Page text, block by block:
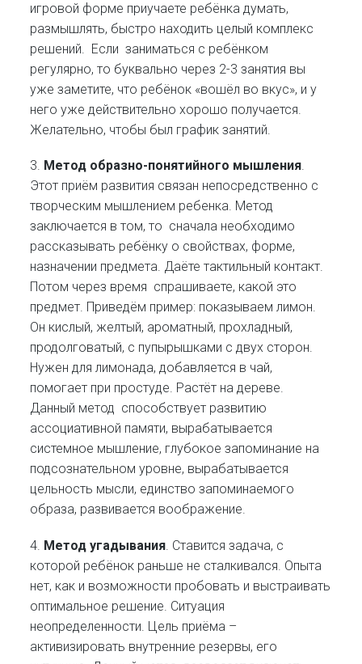
игровой форме приучаете ребёнка думать,
размышлять, быстро находить целый комплекс
решений. Если заниматься с ребёнком
регулярно, то буквально через 2-3 занятия вы
уже заметите, что ребёнок «вошёл во вкус», и у
него уже действительно хорошо получается.
Желательно, чтобы был график занятий.
3. Метод образно-понятийного мышления.
Этот приём развития связан непосредственно с
творческим мышлением ребенка. Метод
заключается в том, то сначала необходимо
рассказывать ребёнку о свойствах, форме,
назначении предмета. Даёте тактильный контакт.
Потом через время спрашиваете, какой это
предмет. Приведём пример: показываем лимон.
Он кислый, желтый, ароматный, прохладный,
продолговатый, с пупырышками с двух сторон.
Нужен для лимонада, добавляется в чай,
помогает при простуде. Растёт на дереве.
Данный метод способствует развитию
ассоциативной памяти, вырабатывается
системное мышление, глубокое запоминание на
подсознательном уровне, вырабатывается
цельность мысли, единство запоминаемого
образа, развивается воображение.
4. Метод угадывания . Ставится задача, с
которой ребёнок раньше не сталкивался. Опыта
нет, как и возможности пробовать и выстраивать
оптимальное решение. Ситуация
неопределенности. Цель приёма –
активизировать внутренние резервы, его